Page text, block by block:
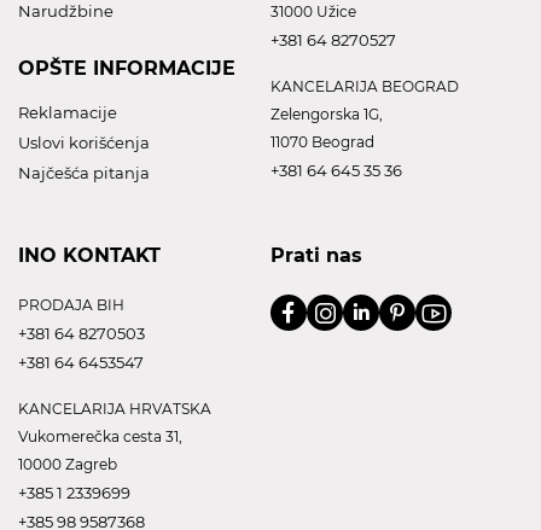
Narudžbine
OPŠTE INFORMACIJE
Reklamacije
Uslovi korišćenja
Najčešća pitanja
31000 Užice
+381 64 8270527
KANCELARIJA BEOGRAD
Zelengorska 1G,
11070 Beograd
+381 64 645 35 36
INO KONTAKT
PRODAJA BIH
+381 64 8270503
+381 64 6453547
KANCELARIJA HRVATSKA
Vukomerečka cesta 31,
10000 Zagreb
+385 1 2339699
+385 98 9587368
Prati nas